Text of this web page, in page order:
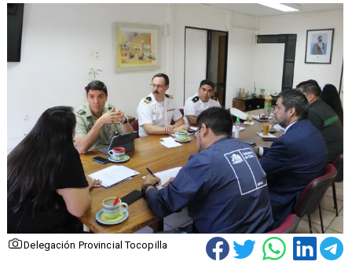
Delegación Provincial Tocopilla